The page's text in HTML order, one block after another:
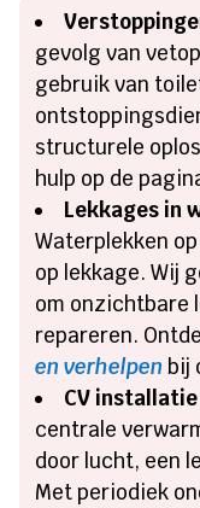
gevolg van
gebruik van
structurele
hulp op de
Lekkages in
Waterplekken
op lekkage. Wij
om onzichtbare
repareren.
en verhelpen bij
CV
centrale
door lucht, een
Met periodiek